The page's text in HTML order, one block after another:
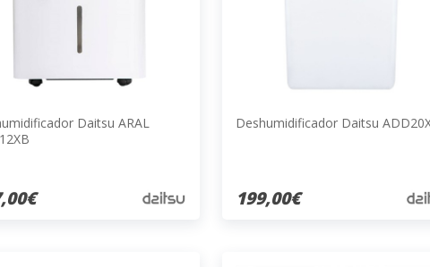
Daitsu ARAL
Deshumidificador Daitsu
199,00€